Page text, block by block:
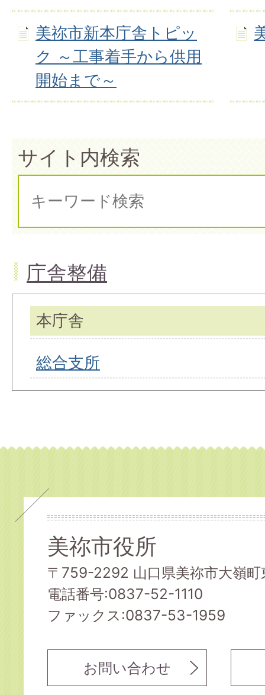
美祢市新本庁舎トピッ
ク ～工事着手から供用
開始まで～
サイト内検索
庁舎整備
本庁舎
総合支所
美祢市役所
〒759-2292 山口県美祢市大嶺
電話番号:0837-52-1110
ファックス:0837-53-1959
お問い合わせ